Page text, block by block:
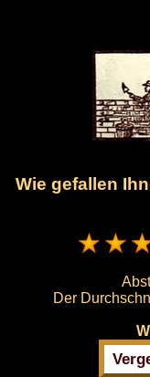
Wie gefallen
Der